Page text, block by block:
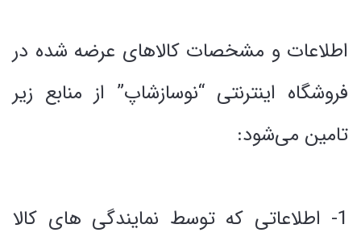
اطلاعات و مشخصات کالاهای عرضه شده در
فروشگاه اینترنتی “نوسازشاپ” از منابع زیر
تامین می‌شود:
1- اطلاعاتی که توسط نمایندگی های کالا